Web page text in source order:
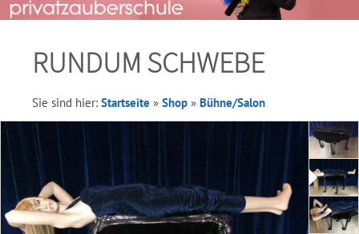
RUNDUM SCHWEBE
Sie sind hier: Startseite » Shop » Bühne/Salon